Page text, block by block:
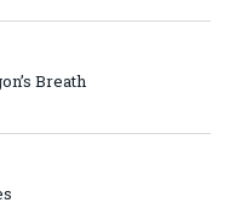
Breath